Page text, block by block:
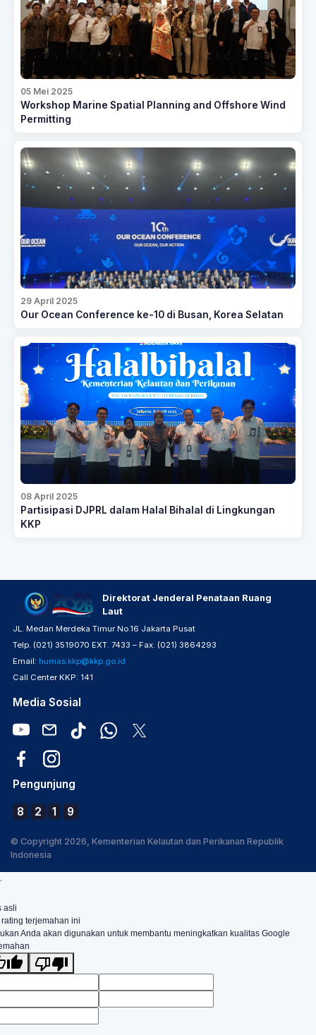
05 Mei 2025
Workshop Marine Spatial Planning and Offshore Wind
Permitting
29 April 2025
Our Ocean Conference ke-10 di Busan, Korea Selatan
08 April 2025
Partisipasi DJPRL dalam Halal Bihalal di Lingkungan
KKP
Direktorat Jenderal Penataan Ruang
Laut
JL. Medan Merdeka Timur No.16 Jakarta Pusat
Telp. (021) 3519070 EXT. 7433 – Fax. (021) 3864293
Email: humas.kkp@kkp.go.id
Call Center KKP: 141
Media Sosial
Pengunjung
8 2 1 9
© Copyright 2026, Kementerian Kelautan dan Perikanan Republik
Indonesia
.
asli
terjemahan ini
Anda akan digunakan untuk membantu meningkatkan kualitas Google